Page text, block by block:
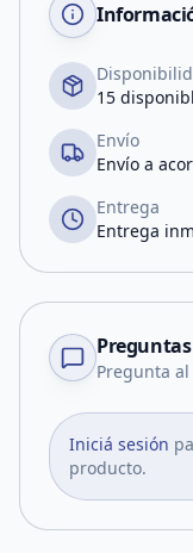
15
Envío
Envío a
Entrega
Entrega
Pregunta
Iniciá sesión
producto.